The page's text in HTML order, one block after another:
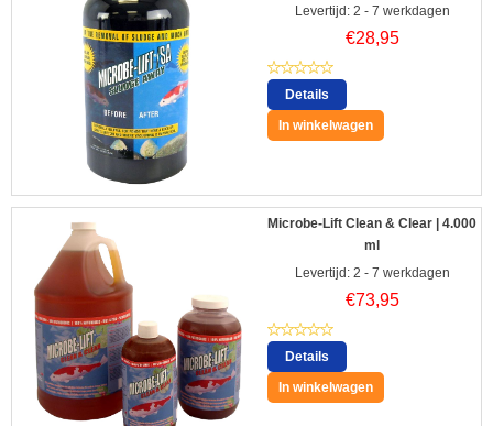
Levertijd: 2 - 7 werkdagen
€28,95
Details
In winkelwagen
Microbe-Lift Clean & Clear | 4.000
ml
Levertijd: 2 - 7 werkdagen
€73,95
Details
In winkelwagen